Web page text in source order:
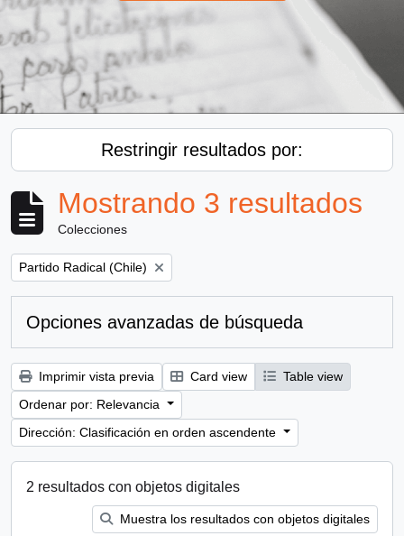
Restringir resultados por:
Mostrando 3 resultados
Colecciones
Remove filter:
Partido Radical (Chile)
Opciones avanzadas de búsqueda
Imprimir vista previa Card view
Table view
Ordenar por: Relevancia
Dirección: Clasificación en orden ascendente
2 resultados con objetos digitales
Muestra los resultados con objetos digitales